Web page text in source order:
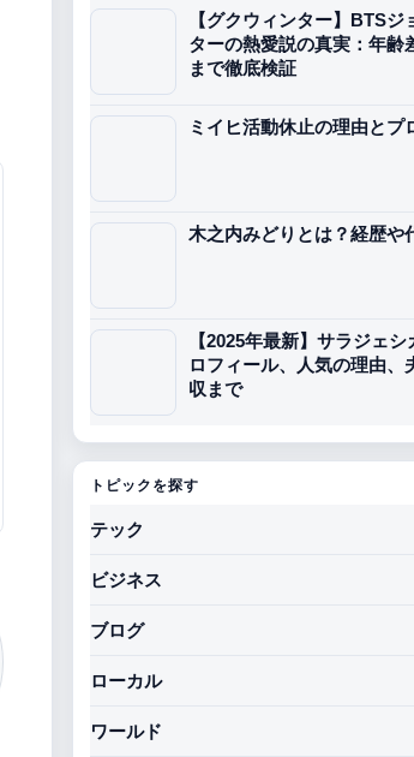
【グクウィンター】BTS
ターの熱愛説の真実：年齢
まで徹底検証
ミイヒ活動休止の理由とプ
木之内みどりとは？経歴や
【2025年最新】サラジェ
ロフィール、人気の理由、
収まで
トピックを探す
テック
ビジネス
ブログ
ローカル
ワールド